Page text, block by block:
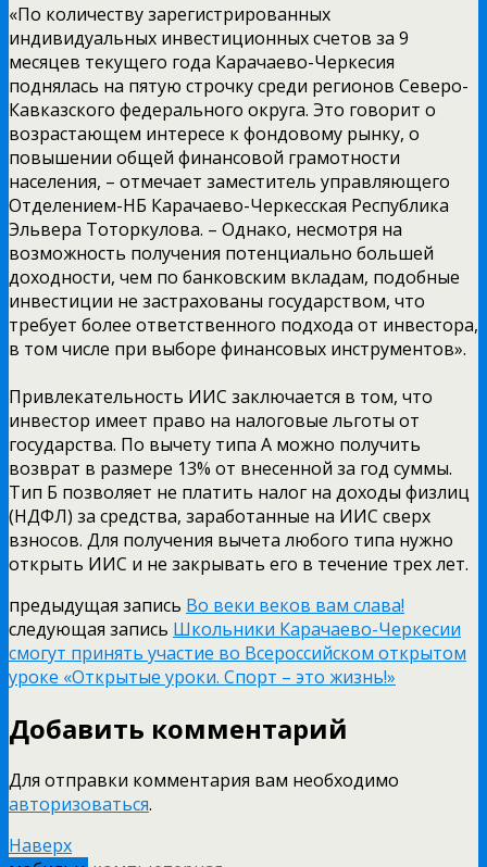
«По количеству зарегистрированных
индивидуальных инвестиционных счетов за 9
месяцев текущего года Карачаево-Черкесия
поднялась на пятую строчку среди регионов Северо-
Кавказского федерального округа. Это говорит о
возрастающем интересе к фондовому рынку, о
повышении общей финансовой грамотности
населения, – отмечает заместитель управляющего
Отделением-НБ Карачаево-Черкесская Республика
Эльвера Тоторкулова. – Однако, несмотря на
возможность получения потенциально большей
доходности, чем по банковским вкладам, подобные
инвестиции не застрахованы государством, что
требует более ответственного подхода от инвестора,
в том числе при выборе финансовых инструментов».
Привлекательность ИИС заключается в том, что
инвестор имеет право на налоговые льготы от
государства. По вычету типа А можно получить
возврат в размере 13% от внесенной за год суммы.
Тип Б позволяет не платить налог на доходы физлиц
(НДФЛ) за средства, заработанные на ИИС сверх
взносов. Для получения вычета любого типа нужно
открыть ИИС и не закрывать его в течение трех лет.
предыдущая запись Во веки веков вам слава!
следующая запись Школьники Карачаево-Черкесии
смогут принять участие во Всероссийском открытом
уроке «Открытые уроки. Спорт – это жизнь!»
Добавить комментарий
Для отправки комментария вам необходимо
авторизоваться.
Наверх